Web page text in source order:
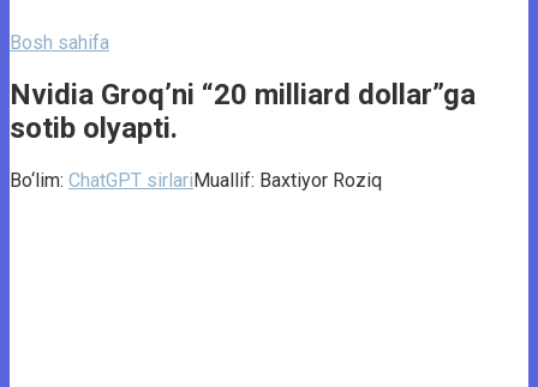
Bosh sahifa
Nvidia Groq’ni “20 milliard dollar”ga
sotib olyapti.
Bo‘lim: ChatGPT sirlariMuallif: Baxtiyor Roziq